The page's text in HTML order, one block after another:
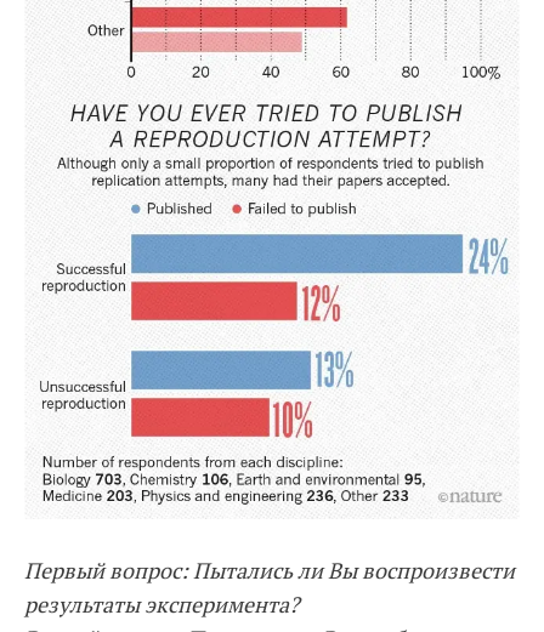
Первый вопрос: Пытались ли Вы воспроизвести
результаты эксперимента?